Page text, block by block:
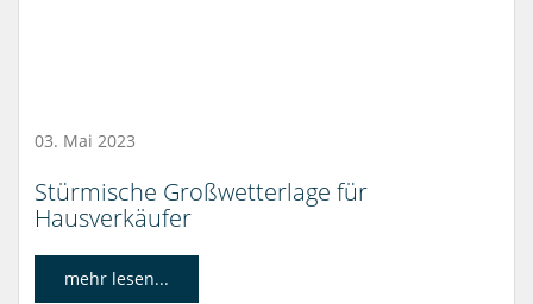
03. Mai 2023
Stürmische Großwetterlage für
Hausverkäufer
mehr lesen...